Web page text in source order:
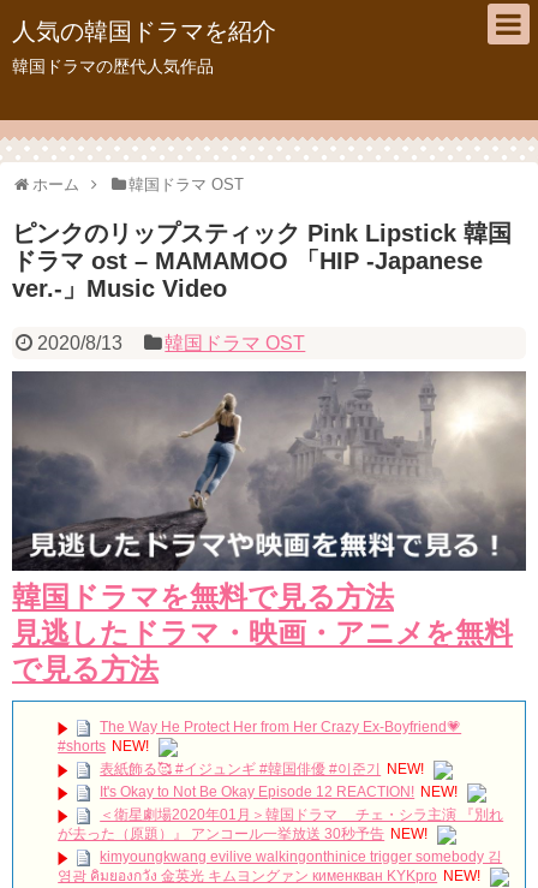
人気の韓国ドラマを紹介
韓国ドラマの歴代人気作品
ホーム 韓国ドラマ OST
ピンクのリップスティック Pink Lipstick 韓国
ドラマ ost – MAMAMOO 「HIP -Japanese
ver.-」Music Video
2020/8/13 韓国ドラマ OST
韓国ドラマを無料で見る方法
見逃したドラマ・映画・アニメを無料
で見る方法
The Way He Protect Her from Her Crazy Ex-Boyfriend💗
#shorts NEW!
表紙飾る🥰 #イジュンギ #韓国俳優 #이준기 NEW!
It's Okay to Not Be Okay Episode 12 REACTION! NEW!
＜衛星劇場2020年01月＞韓国ドラマ チェ・シラ主演 『別れ
が去った（原題）』 アンコール一挙放送 30秒予告 NEW!
kimyoungkwang evilive walkingonthinice trigger somebody 김
영광 คิมยองกวัง 金英光 キムヨングァン кименкван KYKpro NEW!